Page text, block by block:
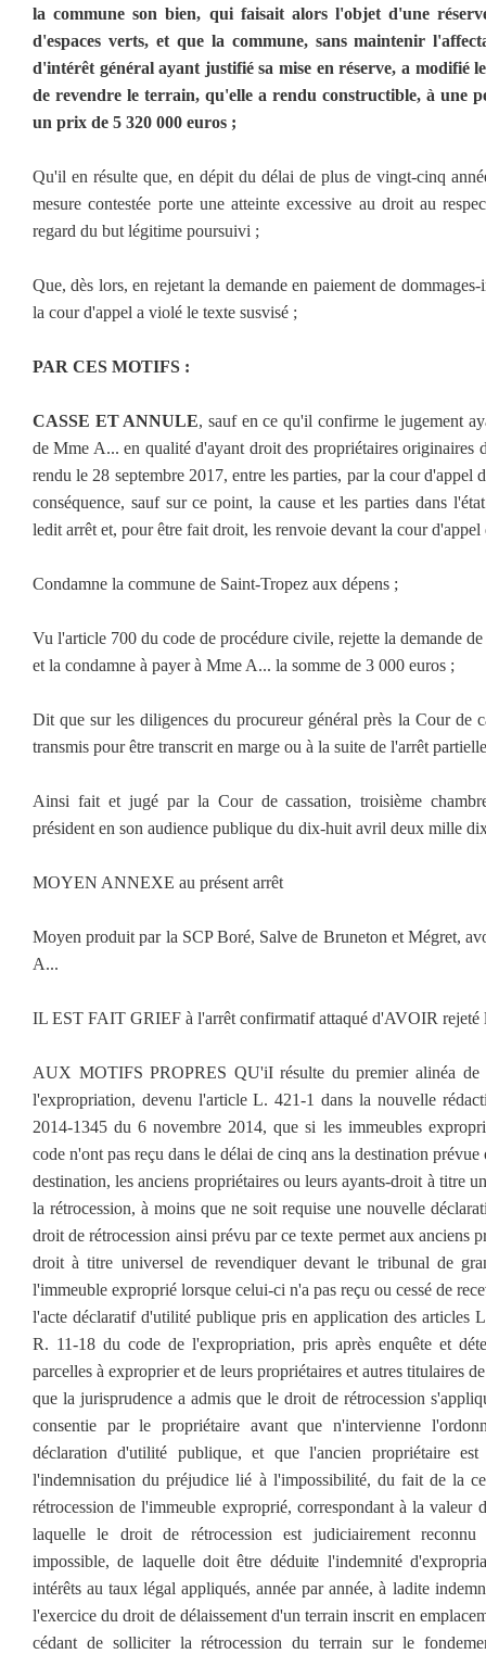
la commune son bien, qui faisait alors l'objet d'une
d'espaces verts, et que la commune, sans maintenir
d'intérêt général ayant justifié sa mise en réserve, a modifié
de revendre le terrain, qu'elle a rendu constructible, à une
un prix de 5 320 000 euros ;
Qu'il en résulte que, en dépit du délai de plus de vingt-cinq
mesure contestée porte une atteinte excessive au droit au
regard du but légitime poursuivi ;
Que, dès lors, en rejetant la demande en paiement de
la cour d'appel a violé le texte susvisé ;
PAR CES MOTIFS :
CASSE ET ANNULE, sauf en ce qu'il confirme le jugement
de Mme A... en qualité d'ayant droit des propriétaires originaires
rendu le 28 septembre 2017, entre les parties, par la cour d'appel
conséquence, sauf sur ce point, la cause et les parties dans
ledit arrêt et, pour être fait droit, les renvoie devant la cour
Condamne la commune de Saint-Tropez aux dépens ;
Vu l'article 700 du code de procédure civile, rejette la demande
et la condamne à payer à Mme A... la somme de 3 000 euros ;
Dit que sur les diligences du procureur général près la Cour de
transmis pour être transcrit en marge ou à la suite de l'arrêt
Ainsi fait et jugé par la Cour de cassation, troisième
président en son audience publique du dix-huit avril deux mille
MOYEN ANNEXE au présent arrêt
Moyen produit par la SCP Boré, Salve de Bruneton et Mégret,
A...
IL EST FAIT GRIEF à l'arrêt confirmatif attaqué d'AVOIR rejeté
AUX MOTIFS PROPRES QU'iI résulte du premier alinéa
l'expropriation, devenu l'article L. 421-1 dans la nouvelle
2014-1345 du 6 novembre 2014, que si les immeubles
code n'ont pas reçu dans le délai de cinq ans la destination prévue
destination, les anciens propriétaires ou leurs ayants-droit à titre
la rétrocession, à moins que ne soit requise une nouvelle
droit de rétrocession ainsi prévu par ce texte permet aux anciens
droit à titre universel de revendiquer devant le tribunal de
l'immeuble exproprié lorsque celui-ci n'a pas reçu ou cessé de
l'acte déclaratif d'utilité publique pris en application des articles
R. 11-18 du code de l'expropriation, pris après enquête et
parcelles à exproprier et de leurs propriétaires et autres titulaires
que la jurisprudence a admis que le droit de rétrocession
consentie par le propriétaire avant que n'intervienne
déclaration d'utilité publique, et que l'ancien propriétaire
l'indemnisation du préjudice lié à l'impossibilité, du fait de la
rétrocession de l'immeuble exproprié, correspondant à la valeur
laquelle le droit de rétrocession est judiciairement reconnu
impossible, de laquelle doit être déduite l'indemnité
intérêts au taux légal appliqués, année par année, à ladite
l'exercice du droit de délaissement d'un terrain inscrit en
cédant de solliciter la rétrocession du terrain sur le